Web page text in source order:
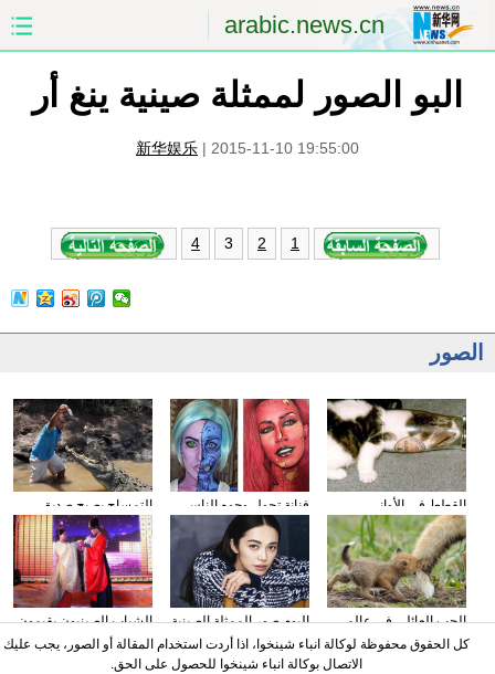
arabic.news.cn
الصين
الشرق الأوسط العالم
العلوم والصحة الثقافة والتعليم
الرياضة
البو الصور لممثلة صينية ينغ أر
新华娱乐 | 2015-11-10 19:55:00
1
2
3
4
الصور
التمساح يصبح صديق
الناس في كوستا ريكا
فنانة تحول وجوه الناس
إلى الشخصيات الكرتونية
باستخدام الماكياج
القطط في الأواني
الزجاجية
الشباب الصينيون يقيمون
حفل الزفاف وفقا لطريقة
"أسرة هان"
البوم صور الممثلة الصينية
ياو تشن على مجلة
الحب العائلي في عالم
الحيوان
كل الحقوق محفوظة لوكالة انباء شينخوا، اذا أردت استخدام المقالة أو الصور، يجب عليك
الاتصال بوكالة انباء شينخوا للحصول على الحق.